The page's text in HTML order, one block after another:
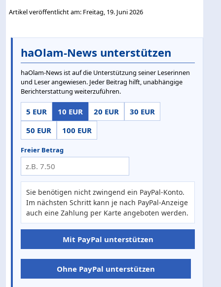
Artikel veröffentlicht am: Freitag, 19. Juni 2026
haOlam-News unterstützen
haOlam-News ist auf die Unterstützung seiner Leserinnen
und Leser angewiesen. Jeder Beitrag hilft, unabhängige
Berichterstattung weiterzuführen.
5 EUR 10 EUR 20 EUR
30 EUR
50 EUR
100 EUR
Freier Betrag
Sie benötigen nicht zwingend ein PayPal-Konto.
Im nächsten Schritt kann je nach PayPal-Anzeige
auch eine Zahlung per Karte angeboten werden.
Mit PayPal unterstützen
Ohne PayPal unterstützen